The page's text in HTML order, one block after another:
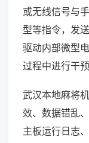
或无线信号与
型等指令，发
驱动内部微型
过程中进行干
武汉本地麻将
效、数据错乱
主板运行日志